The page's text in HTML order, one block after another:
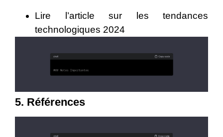
Lire l’article sur les tendances
technologiques 2024
5. Références